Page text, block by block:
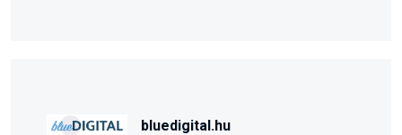
bluedigital.hu